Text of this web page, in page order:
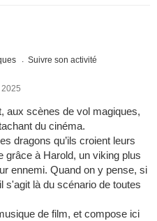
Suivre son activité
aux scènes de vol magiques,
du cinéma.
dragons qu’ils croient leurs
grâce à Harold, un viking plus
ennemi. Quand on y pense, si
s'agit là du scénario de toutes
de film, et compose ici